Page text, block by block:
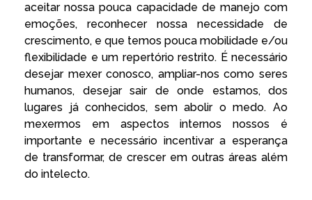
aceitar nossa pouca capacidade de manejo com
emoções, reconhecer nossa necessidade de
crescimento, e que temos pouca mobilidade e/ou
flexibilidade e um repertório restrito. É necessário
desejar mexer conosco, ampliar-nos como seres
humanos, desejar sair de onde estamos, dos
lugares já conhecidos, sem abolir o medo. Ao
mexermos em aspectos internos nossos é
importante e necessário incentivar a esperança
de transformar, de crescer em outras áreas além
do intelecto.